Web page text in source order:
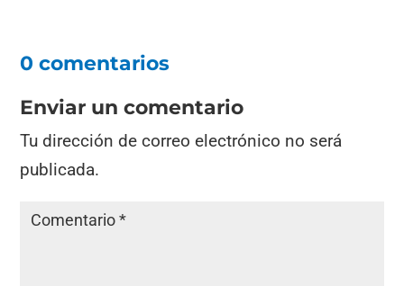
0 comentarios
Enviar un comentario
Tu dirección de correo electrónico no será
publicada.